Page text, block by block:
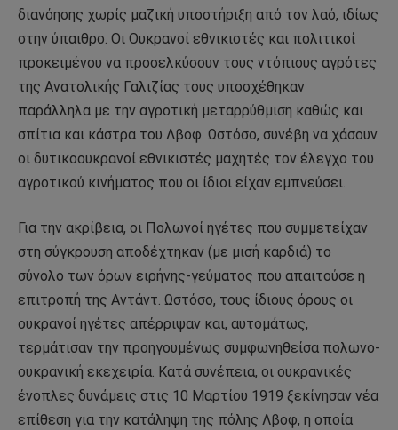
διανόησης χωρίς μαζική υποστήριξη από τον λαό, ιδίως
στην ύπαιθρο. Οι Ουκρανοί εθνικιστές και πολιτικοί
προκειμένου να προσελκύσουν τους ντόπιους αγρότες
της Ανατολικής Γαλιζίας τους υποσχέθηκαν
παράλληλα με την αγροτική μεταρρύθμιση καθώς και
σπίτια και κάστρα του Λβοφ. Ωστόσο, συνέβη να χάσουν
οι δυτικοουκρανοί εθνικιστές μαχητές τον έλεγχο του
αγροτικού κινήματος που οι ίδιοι είχαν εμπνεύσει.
Για την ακρίβεια, οι Πολωνοί ηγέτες που συμμετείχαν
στη σύγκρουση αποδέχτηκαν (με μισή καρδιά) το
σύνολο των όρων ειρήνης-γεύματος που απαιτούσε η
επιτροπή της Αντάντ. Ωστόσο, τους ίδιους όρους οι
ουκρανοί ηγέτες απέρριψαν και, αυτομάτως,
τερμάτισαν την προηγουμένως συμφωνηθείσα πολωνο-
ουκρανική εκεχειρία. Κατά συνέπεια, οι ουκρανικές
ένοπλες δυνάμεις στις 10 Μαρτίου 1919 ξεκίνησαν νέα
επίθεση για την κατάληψη της πόλης Λβοφ, η οποία